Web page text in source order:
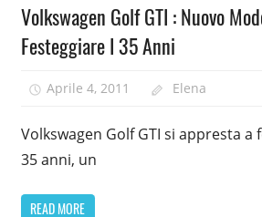
Volkswagen Golf GTI : Nuovo
Festeggiare I 35 Anni
Aprile 4, 2011 Elena
Volkswagen Golf GTI si appresta a
35 anni, un
READ MORE